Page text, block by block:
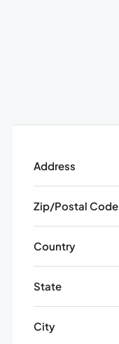
Address
Zip/Postal Code
Country
State
City